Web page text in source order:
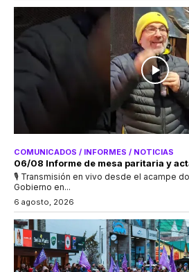
COMUNICADOS / INFORMES / NOTICIAS
06/08 Informe de mesa paritaria y
🎙 Transmisión en vivo desde el acampe
Gobierno en...
6 agosto, 2026